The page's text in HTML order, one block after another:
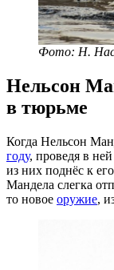
Фото: H.
Нельсон
в тюрьме
Когда Нельсон
году, проведя в
из них поднёс к
Мандела слегка
то новое оружие,